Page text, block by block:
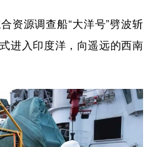
源调查船“大洋号”劈波斩
进入印度洋，向遥远的西南